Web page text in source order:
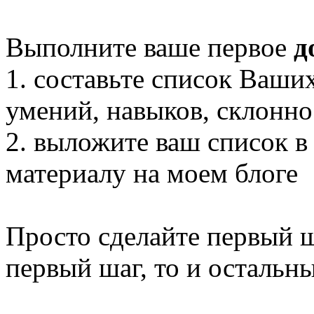
Выполните ваше первое
1. составьте список
умений, навыков,
2. выложите ваш список
материалу на моем блоге
Просто сделайте первый
первый шаг, то и